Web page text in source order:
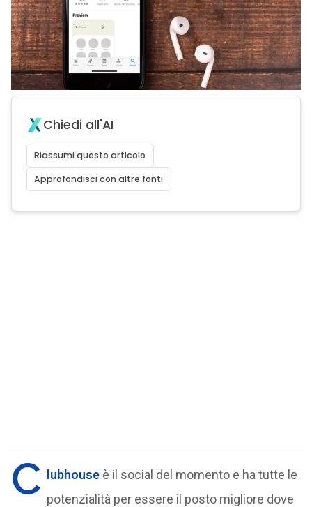
Chiedi all'AI
Riassumi questo articolo
Approfondisci con altre fonti
C lubhouseè il social del momento e ha tutte le
potenzialità per essere il posto migliore dove